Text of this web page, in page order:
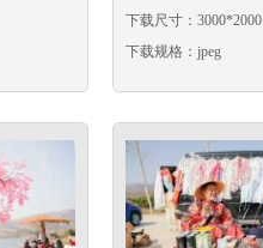
下载尺寸：3000*2000
下载规格：jpeg